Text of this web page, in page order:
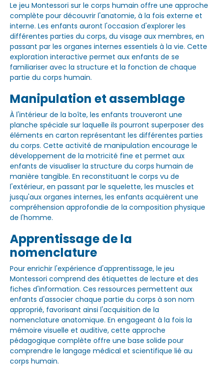
Le jeu Montessori sur le corps humain offre une approche
complète pour découvrir l'anatomie, à la fois externe et
interne. Les enfants auront l'occasion d'explorer les
différentes parties du corps, du visage aux membres, en
passant par les organes internes essentiels à la vie. Cette
exploration interactive permet aux enfants de se
familiariser avec la structure et la fonction de chaque
partie du corps humain.
Manipulation et assemblage
À l'intérieur de la boîte, les enfants trouveront une
planche spéciale sur laquelle ils pourront superposer des
éléments en carton représentant les différentes parties
du corps. Cette activité de manipulation encourage le
développement de la motricité fine et permet aux
enfants de visualiser la structure du corps humain de
manière tangible. En reconstituant le corps vu de
l'extérieur, en passant par le squelette, les muscles et
jusqu'aux organes internes, les enfants acquièrent une
compréhension approfondie de la composition physique
de l'homme.
Apprentissage de la
nomenclature
Pour enrichir l'expérience d'apprentissage, le jeu
Montessori comprend des étiquettes de lecture et des
fiches d'information. Ces ressources permettent aux
enfants d'associer chaque partie du corps à son nom
approprié, favorisant ainsi l'acquisition de la
nomenclature anatomique. En engageant à la fois la
mémoire visuelle et auditive, cette approche
pédagogique complète offre une base solide pour
comprendre le langage médical et scientifique lié au
corps humain.